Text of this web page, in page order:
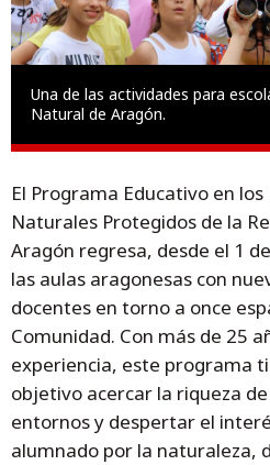
Una de las actividades para
Natural de Aragón.
El Programa Educativo en los
Naturales Protegidos de la
Aragón regresa, desde el 1
las aulas aragonesas con
docentes en torno a once
Comunidad. Con más de 25
experiencia, este programa
objetivo acercar la riqueza
entornos y despertar el
alumnado por la naturaleza,